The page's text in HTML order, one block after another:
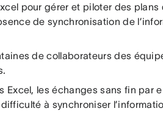
pour gérer et piloter des
de synchronisation de
de collaborateurs des
les échanges sans fin par
à synchroniser